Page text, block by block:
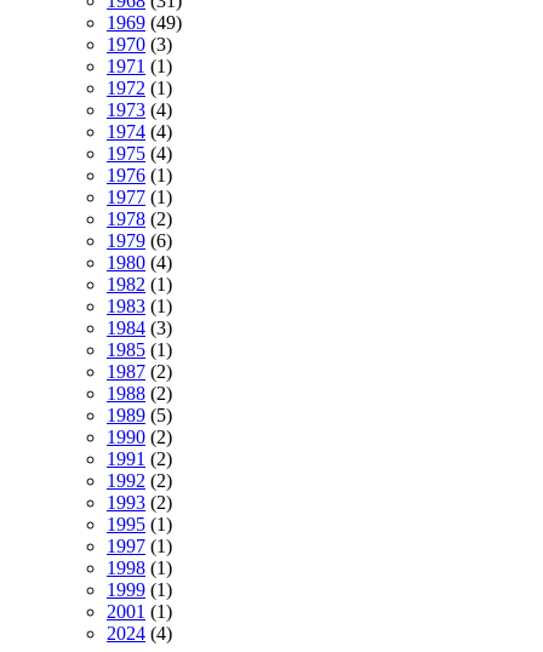
1969 (49)
1970 (3)
1971 (1)
1972 (1)
1973 (4)
1974 (4)
1975 (4)
1976 (1)
1977 (1)
1978 (2)
1979 (6)
1980 (4)
1982 (1)
1983 (1)
1984 (3)
1985 (1)
1987 (2)
1988 (2)
1989 (5)
1990 (2)
1991 (2)
1992 (2)
1993 (2)
1995 (1)
1997 (1)
1998 (1)
1999 (1)
2001 (1)
2024 (4)